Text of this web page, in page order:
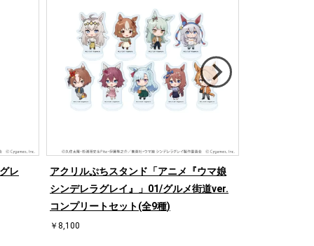
レ
アクリルぷちスタンド「アニメ『ウマ娘
シンデレラグレイ』」01/グルメ街道ver.
コンプリートセット(全9種)
￥8,100